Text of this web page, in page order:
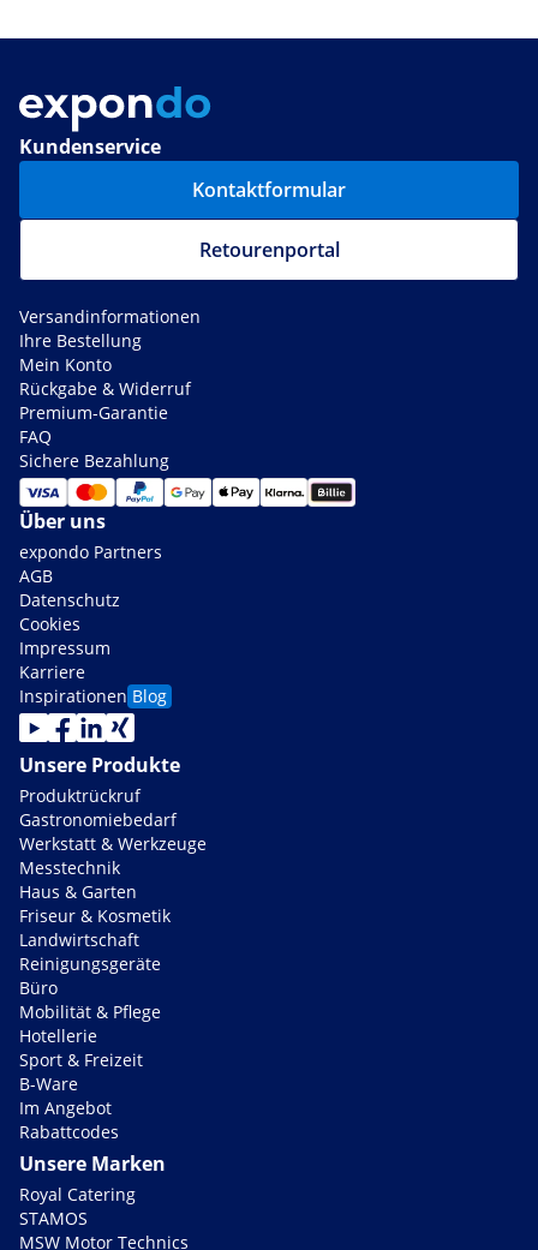
Kundenservice
Kontaktformular
Retourenportal
Versandinformationen
Ihre Bestellung
Mein Konto
Rückgabe & Widerruf
Premium-Garantie
FAQ
Sichere Bezahlung
Über uns
expondo Partners
AGB
Datenschutz
Cookies
Impressum
Karriere
Inspirationen Blog
Unsere Produkte
Produktrückruf
Gastronomiebedarf
Werkstatt & Werkzeuge
Messtechnik
Haus & Garten
Friseur & Kosmetik
Landwirtschaft
Reinigungsgeräte
Büro
Mobilität & Pflege
Hotellerie
Sport & Freizeit
B-Ware
Im Angebot
Rabattcodes
Unsere Marken
Royal Catering
STAMOS
MSW Motor Technics